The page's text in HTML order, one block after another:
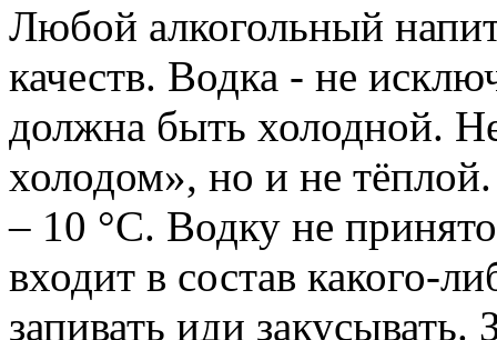
Любой алкогольный
качеств. Водка - не
должна быть холодной.
холодом», но и не
– 10 °С. Водку не принято
входит в состав какого-
запивать иди